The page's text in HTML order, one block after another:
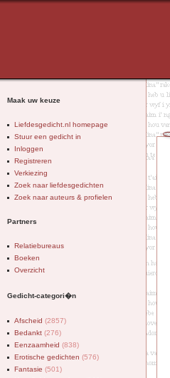
Maak uw keuze
Liefdesgedicht.nl homepage
Stuur een gedicht in
Inloggen
Registreren
Verkiezing
Zoek naar liefdesgedichten
Zoek naar auteurs & profielen
Partners
Relatiebureaus
Boeken
Overzicht
Gedicht-categori�n
Afscheid (2857)
Bedankt (276)
Eenzaamheid (838)
Erotische gedichten (576)
Fantasie (501)